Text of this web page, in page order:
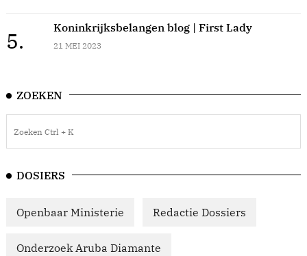
5.
Koninkrijksbelangen blog | First Lady
21 MEI 2023
ZOEKEN
DOSIERS
Openbaar Ministerie Redactie Dossiers
Onderzoek Aruba Diamante